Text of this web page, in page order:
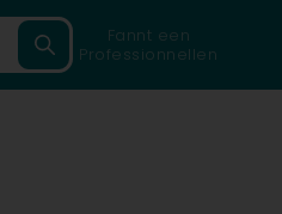
Fannt een
Professionnellen